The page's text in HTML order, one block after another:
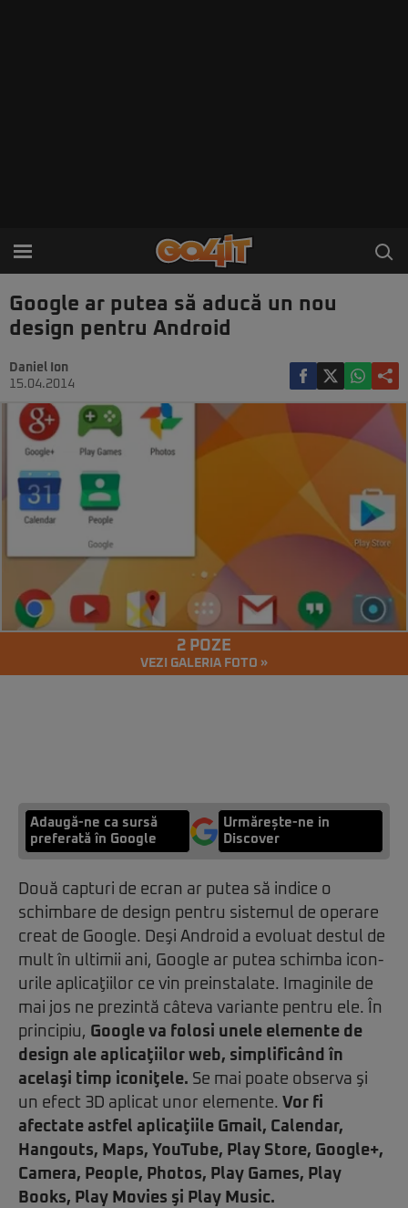
Google ar putea să aducă un nou
design pentru Android
Daniel Ion
15.04.2014
2 POZE
VEZI GALERIA FOTO »
Adaugă-ne ca sursă
preferată în Google
Urmărește-ne in
Discover
Două capturi de ecran ar putea să indice o
schimbare de design pentru sistemul de operare
creat de Google. Deşi Android a evoluat destul de
mult în ultimii ani, Google ar putea schimba icon-
urile aplicaţiilor ce vin preinstalate. Imaginile de
mai jos ne prezintă câteva variante pentru ele. În
principiu, Google va folosi unele elemente de
design ale aplicaţiilor web, simplificând în
acelaşi timp iconiţele. Se mai poate observa şi
un efect 3D aplicat unor elemente. Vor fi
afectate astfel aplicaţiile Gmail, Calendar,
Hangouts, Maps, YouTube, Play Store, Google+,
Camera, People, Photos, Play Games, Play
Books, Play Movies şi Play Music.